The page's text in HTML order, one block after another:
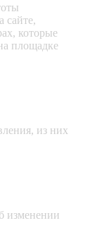
сайте,
которые
площадке
из них
изменении